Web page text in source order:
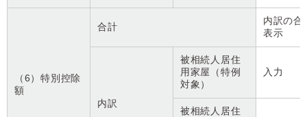
（6）特別控除
額
合計
内訳の合
表示
内訳
被相続人居住
用家屋（特例
対象）
入力
被相続人居住